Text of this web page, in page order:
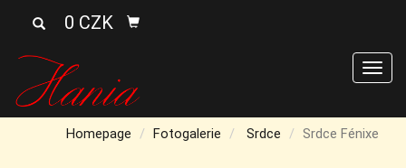
0 CZK
Homepage Fotogalerie Srdce Srdce Fénixe